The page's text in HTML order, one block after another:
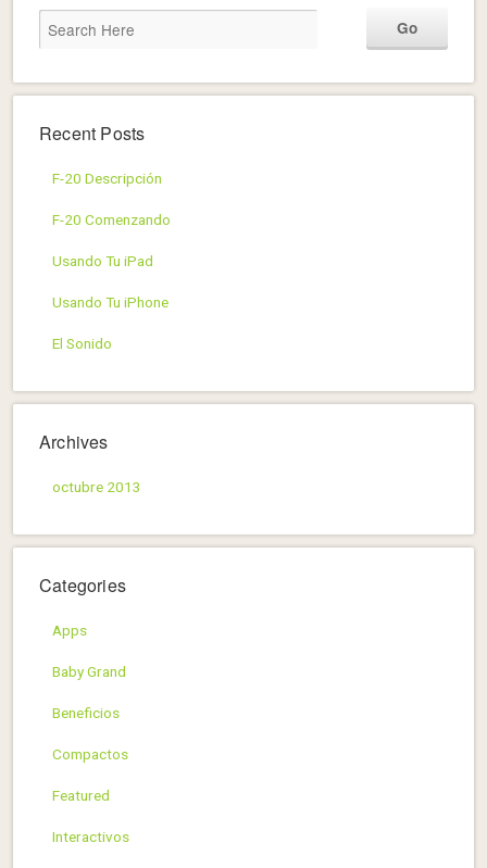
Recent Posts
F-20 Descripción
F-20 Comenzando
Usando Tu iPad
Usando Tu iPhone
El Sonido
Archives
octubre 2013
Categories
Apps
Baby Grand
Beneficios
Compactos
Featured
Interactivos